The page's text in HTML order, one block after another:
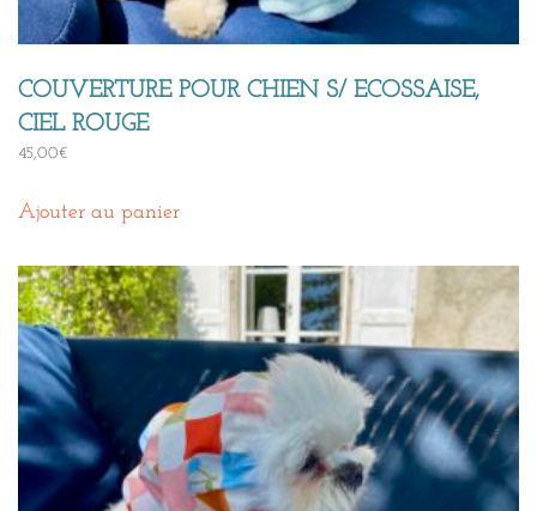
COUVERTURE POUR CHIEN S/ ECOSSAISE,
CIEL ROUGE
45,00€
Ajouter au panier